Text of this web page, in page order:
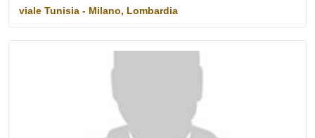
viale Tunisia - Milano, Lombardia